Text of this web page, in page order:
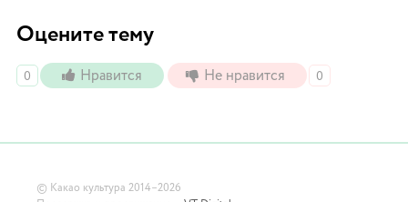
Оцените тему
0 Нравится Не нравится 0
© Какао культура 2014–2026